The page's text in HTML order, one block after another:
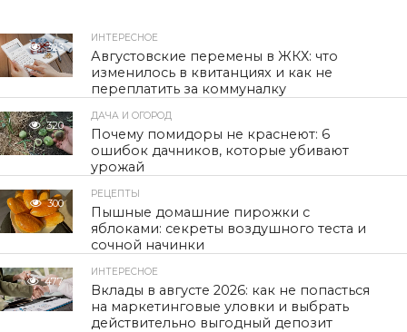
323
ИНТЕРЕСНОЕ
Августовские перемены в ЖКХ: что
изменилось в квитанциях и как не
переплатить за коммуналку
320
ДАЧА И ОГОРОД
Почему помидоры не краснеют: 6
ошибок дачников, которые убивают
урожай
300
РЕЦЕПТЫ
Пышные домашние пирожки с
яблоками: секреты воздушного теста и
сочной начинки
477
ИНТЕРЕСНОЕ
Вклады в августе 2026: как не попасться
на маркетинговые уловки и выбрать
действительно выгодный депозит